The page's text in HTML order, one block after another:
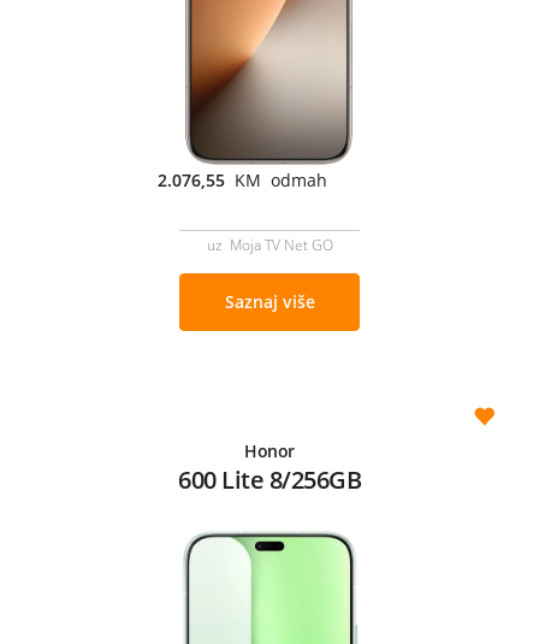
2.076,55 KM odmah
uz Moja TV Net GO
Saznaj više
Honor
600 Lite 8/256GB